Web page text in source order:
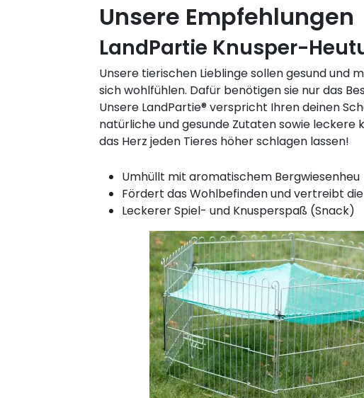
Unsere Empfehlungen
LandPartie Knusper-
Unsere tierischen Lieblinge sollen gesund und
sich wohlfühlen. Dafür benötigen sie nur das
Unsere LandPartie® verspricht Ihren deinen
natürliche und gesunde Zutaten sowie leckere
das Herz jeden Tieres höher schlagen lassen!
Umhüllt mit aromatischem Bergwiesenheu
Fördert das Wohlbefinden und vertreibt
Leckerer Spiel- und Knusperspaß (Snack)